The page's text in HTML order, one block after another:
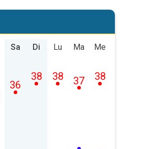
Sa
36
Di
38
Lu
38
Ma
37
Me
38